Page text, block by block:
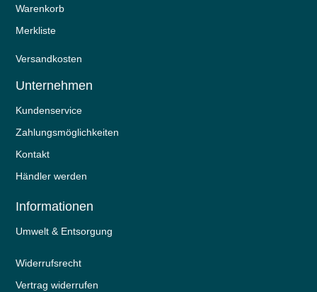
Warenkorb
Merkliste
Versandkosten
Unternehmen
Kundenservice
Zahlungsmöglichkeiten
Kontakt
Händler werden
Informationen
Umwelt & Entsorgung
Widerrufs­recht
Vertrag widerrufen